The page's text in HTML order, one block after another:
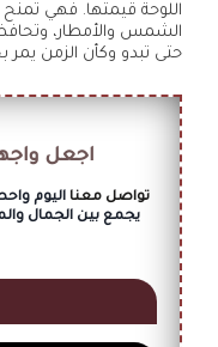
اللوحة قيمتها. فهي
الشمس والأمطار، وتحافظ
حتى تبدو وكأن الزمن يمر
اجعل
تواصل معنااليوم
يجمع بين الجمال